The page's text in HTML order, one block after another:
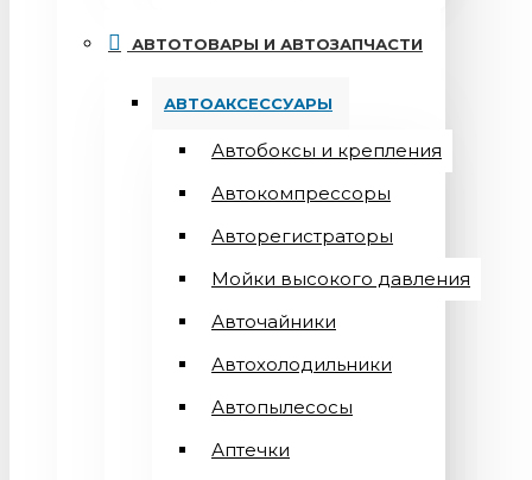
АВТОТОВАРЫ И АВТОЗАПЧАСТИ
АВТОАКСЕССУАРЫ
Автобоксы и крепления
Автокомпрессоры
Авторегистраторы
Мойки высокого давления
Авточайники
Автохолодильники
Автопылесосы
Аптечки